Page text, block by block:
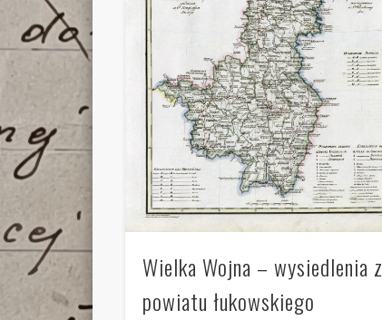
Wielka Wojna – wysiedlenia z
powiatu łukowskiego